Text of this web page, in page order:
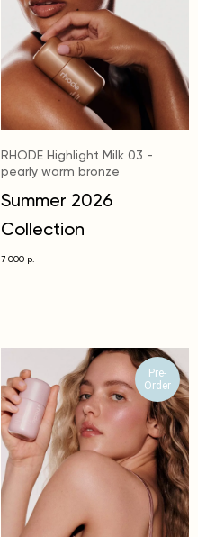
RHODE Highlight Milk 03 -
pearly warm bronze
Summer 2026
Collection
7 000 р.
Pre-
Order